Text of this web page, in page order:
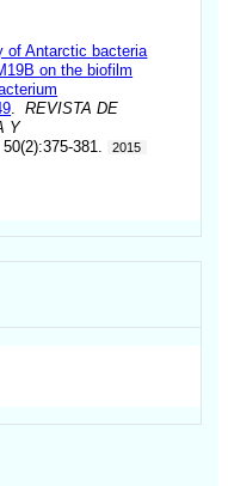
of Antarctic bacteria
on the biofilm
.REVISTA DE
Y
50(2):375-381. 2015